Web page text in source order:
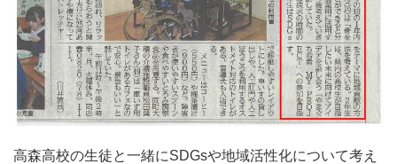
高森高校の生徒と一緒にSDGsや地域活性化について考え